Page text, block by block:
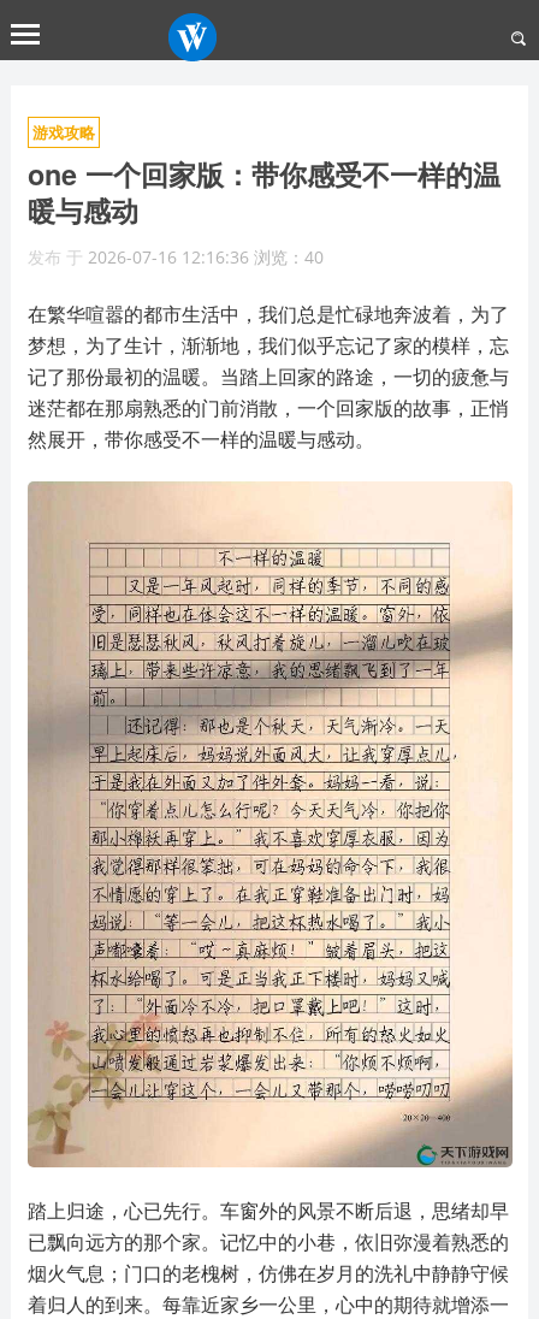
游戏攻略
one 一个回家版：带你感受不一样的温
暖与感动
发布 于 2026-07-16 12:16:36 浏览：40
在繁华喧嚣的都市生活中，我们总是忙碌地奔波着，为了
梦想，为了生计，渐渐地，我们似乎忘记了家的模样，忘
记了那份最初的温暖。当踏上回家的路途，一切的疲惫与
迷茫都在那扇熟悉的门前消散，一个回家版的故事，正悄
然展开，带你感受不一样的温暖与感动。
踏上归途，心已先行。车窗外的风景不断后退，思绪却早
已飘向远方的那个家。记忆中的小巷，依旧弥漫着熟悉的
烟火气息；门口的老槐树，仿佛在岁月的洗礼中静静守候
着归人的到来。每靠近家乡一公里，心中的期待就增添一